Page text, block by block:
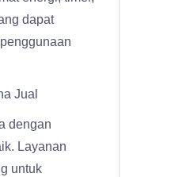
dapat
Jual
dengan
Layanan
untuk